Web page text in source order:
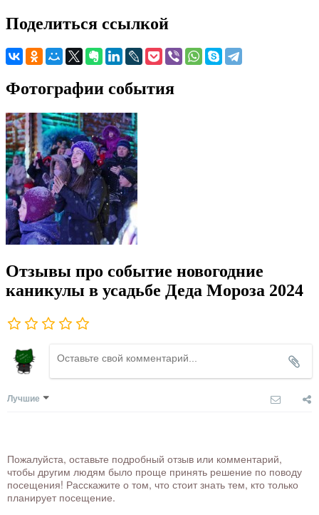
Поделиться ссылкой
Фотографии события
Отзывы про событие новогодние
каникулы в усадьбе Деда Мороза 2024
Лучшие
Пожалуйста, оставьте подробный отзыв или комментарий,
чтобы другим людям было проще принять решение по поводу
посещения! Расскажите о том, что стоит знать тем, кто только
планирует посещение.